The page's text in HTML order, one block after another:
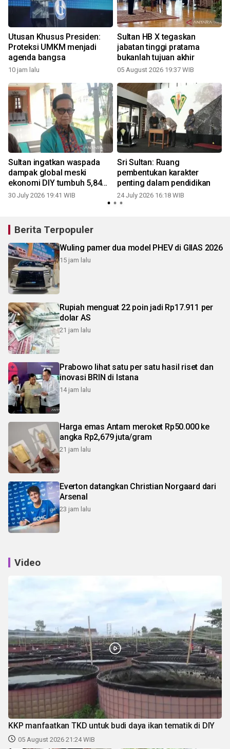
Utusan Khusus Presiden:
Proteksi UMKM menjadi
agenda bangsa
10 jam lalu
Sultan HB X tegaskan
jabatan tinggi pratama
bukanlah tujuan akhir
05 August 2026 19:37 WIB
Sultan ingatkan waspada
dampak global meski
ekonomi DIY tumbuh 5,84
persen
30 July 2026 19:41 WIB
Sri Sultan: Ruang
pembentukan karakter
penting dalam pendidikan
24 July 2026 16:18 WIB
Berita Terpopuler
Wuling pamer dua model PHEV di GIIAS 2026
15 jam lalu
Rupiah menguat 22 poin jadi Rp17.911 per
dolar AS
21 jam lalu
Prabowo lihat satu per satu hasil riset dan
inovasi BRIN di Istana
14 jam lalu
Harga emas Antam meroket Rp50.000 ke
angka Rp2,679 juta/gram
21 jam lalu
Everton datangkan Christian Norgaard dari
Arsenal
23 jam lalu
Video
KKP manfaatkan TKD untuk budi daya ikan tematik di DIY
05 August 2026 21:24 WIB